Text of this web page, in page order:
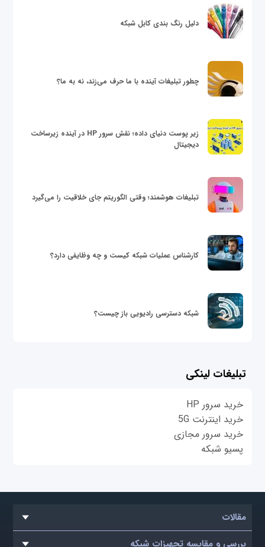
دلیل رنگ بندی کابل شبکه
چطور تبلیغات آینده با ما حرف می‌زند، نه به ما؟
زیر پوست دنیای داده؛ نقش سرور HP در آینده زیرساخت
دیجیتال
تبلیغات هوشمند؛ وقتی الگوریتم جای خلاقیت را می‌گیرد
کارشناس عملیات شبکه کیست و چه وظایفی دارد؟
شبکه دسترسی رادیویی باز چیست؟
تبلیغات لینکی
خرید سرور HP
خرید اینترنت 5G
خرید سرور مجازی
پسیو شبکه
مقالات
بررسی و مقایسه تجهیزات شبکه